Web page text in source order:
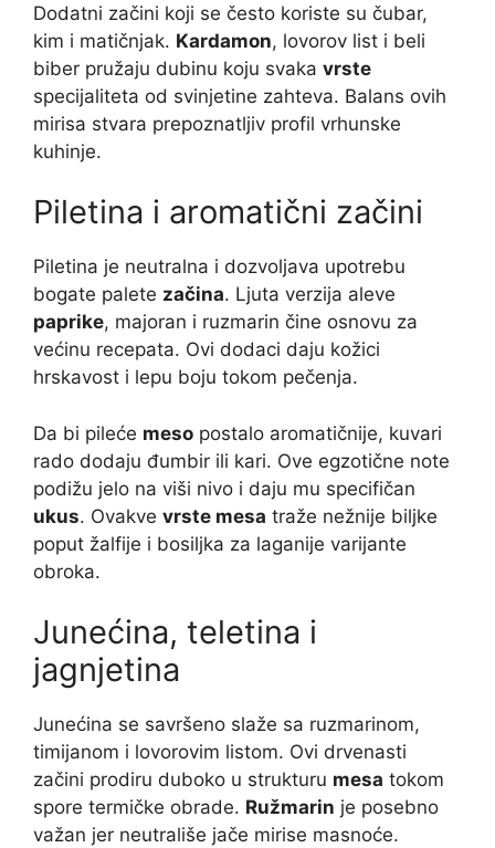
Dodatni začini koji se često koriste su čubar,
kim i matičnjak. Kardamon, lovorov list i beli
biber pružaju dubinu koju svaka vrste
specijaliteta od svinjetine zahteva. Balans ovih
mirisa stvara prepoznatljiv profil vrhunske
kuhinje.
Piletina i aromatični začini
Piletina je neutralna i dozvoljava upotrebu
bogate palete začina. Ljuta verzija aleve
paprike, majoran i ruzmarin čine osnovu za
većinu recepata. Ovi dodaci daju kožici
hrskavost i lepu boju tokom pečenja.
Da bi pileće meso postalo aromatičnije, kuvari
rado dodaju đumbir ili kari. Ove egzotične note
podižu jelo na viši nivo i daju mu specifičan
ukus. Ovakve vrste mesa traže nežnije biljke
poput žalfije i bosiljka za laganije varijante
obroka.
Junećina, teletina i
jagnjetina
Junećina se savršeno slaže sa ruzmarinom,
timijanom i lovorovim listom. Ovi drvenasti
začini prodiru duboko u strukturu mesa tokom
spore termičke obrade. Ružmarin je posebno
važan jer neutrališe jače mirise masnoće.